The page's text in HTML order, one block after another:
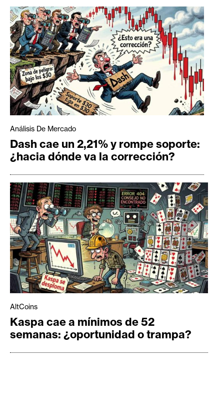
Análisis De Mercado
Dash cae un 2,21% y rompe soporte:
¿hacia dónde va la corrección?
AltCoins
Kaspa cae a mínimos de 52
semanas: ¿oportunidad o trampa?